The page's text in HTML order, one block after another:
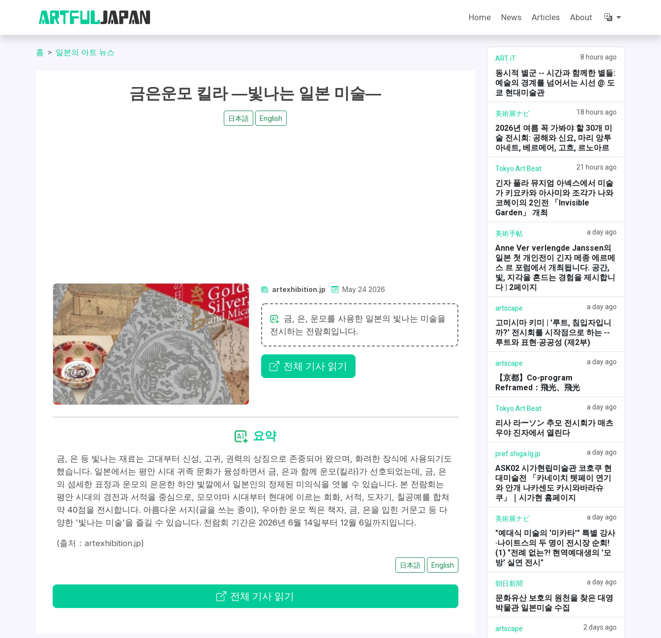
Home News Articles About
홈 일본의 아트 뉴스
금은운모 킬라 ―빛나는 일본 미술―
日本語 English
artexhibition.jp May 24 2026
금, 은, 운모를 사용한 일본의 빛나는 미술을
전시하는 전람회입니다.
전체 기사 읽기
요약
금, 은 등 빛나는 재료는 고대부터 신성, 고귀, 권력의 상징으로 존중되어 왔으며, 화려한 장식에 사용되기도
했습니다. 일본에서는 평안 시대 귀족 문화가 융성하면서 금, 은과 함께 운모(킬라)가 선호되었는데, 금, 은
의 섬세한 표정과 운모의 은은한 하얀 빛깔에서 일본인의 정제된 미의식을 엿볼 수 있습니다. 본 전람회는
평안 시대의 경전과 서적을 중심으로, 모모야마 시대부터 현대에 이르는 회화, 서적, 도자기, 칠공예를 합쳐
약 40점을 전시합니다. 아름다운 서지(글을 쓰는 종이), 우아한 운모 찍은 책자, 금, 은을 입힌 거문고 등 다
양한 '빛나는 미술'을 즐길 수 있습니다. 전람회 기간은 2026년 6월 14일부터 12월 6일까지입니다.
(출처：artexhibition.jp)
日本語 English
전체 기사 읽기
ART iT 8 hours ago
동시적 별군 -- 시간과 함께한 별들:
예술의 경계를 넘어서는 시선 @ 도
쿄 현대미술관
美術展ナビ 18 hours ago
2026년 여름 꼭 가봐야 할 30개 미
술 전시회: 공해와 신요, 마리 앙투
아네트, 베르메어, 고흐, 르노아르
Tokyo Art Beat 21 hours ago
긴자 폴라 뮤지엄 아넥스에서 미술
가 키요카와 아사미와 조각가 나와
코헤이의 2인전 「Invisible
Garden」 개최
美術手帖 a day ago
Anne Ver verlengde Janssen의
일본 첫 개인전이 긴자 메종 에르메
스 르 포럼에서 개최됩니다. 공간,
빛, 지각을 흔드는 경험을 제시합니
다 | 2페이지
artscape a day ago
고미시마 키미 | '루트, 침입자입니
까?' 전시회를 시작점으로 하는 --
루트와 표현·공공성 (제2부)
artscape a day ago
【京都】Co-program
Reframed：飛光、飛光
Tokyo Art Beat a day ago
리사 라ーソン 추모 전시회가 매츠
우야 진자에서 열린다
pref.shiga.lg.jp a day ago
ASK02 시가현립미술관 코호쿠 현
대미술전 「카네이치 텟페이 연기
와 안개 나카센도 카시와바라슈
쿠」｜시가현 홈페이지
美術展ナビ a day ago
"예대식 미술의 '미카타'" 특별 강사
·나이트스의 두 명이 전시장 순회!
(1) "전례 없는?! 현역예대생의 '모
방' 실연 전시"
朝日新聞 a day ago
문화유산 보호의 원천을 찾은 대영
박물관 일본미술 수집
artscape 2 days ago